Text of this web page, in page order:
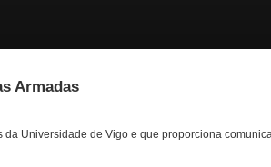
Armadas
Universidade de Vigo e que proporciona